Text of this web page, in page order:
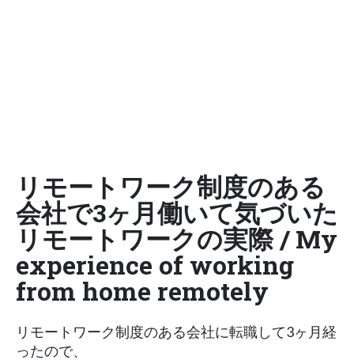
リモートワーク制度のある
会社で3ヶ月働いて気づいた
リモートワークの実際 / My
experience of working
from home remotely
リモートワーク制度のある会社に転職して3ヶ月経
ったので、